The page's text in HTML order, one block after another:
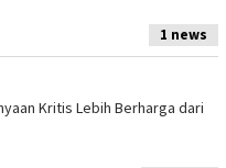
1 news
Kritis Lebih Berharga dari